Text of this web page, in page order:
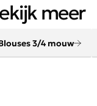
en
meer
3/4 mouw